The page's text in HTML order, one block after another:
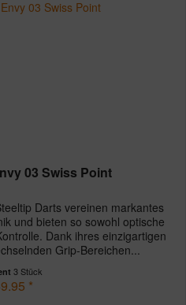
03 Swiss Point
Darts vereinen markantes
und bieten so sowohl optische
Dank ihres einzigartigen
Grip-Bereichen...
3 Stück
*